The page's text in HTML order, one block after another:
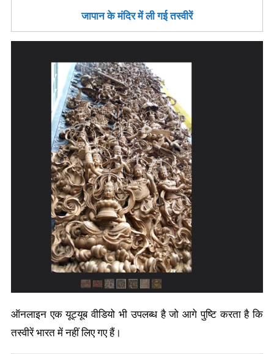
जापान के मंदिर में ली गई तस्वीरें
ऑनलाइन एक यूट्यूब वीडियो भी उपलब्ध है जो आगे पुष्टि करता है कि
तस्वीरें भारत में नहीं लिए गए हैं।